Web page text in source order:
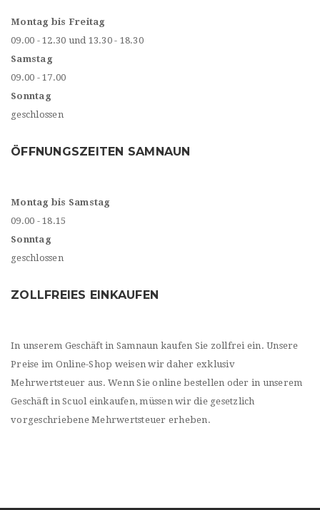
Montag bis Freitag
09.00 - 12.30 und 13.30 - 18.30
Samstag
09.00 - 17.00
Sonntag
geschlossen
ÖFFNUNGSZEITEN SAMNAUN
Montag bis Samstag
09.00 - 18.15
Sonntag
geschlossen
ZOLLFREIES EINKAUFEN
In unserem Geschäft in Samnaun kaufen Sie zollfrei ein. Unsere
Preise im Online-Shop weisen wir daher exklusiv
Mehrwertsteuer aus. Wenn Sie online bestellen oder in unserem
Geschäft in Scuol einkaufen, müssen wir die gesetzlich
vorgeschriebene Mehrwertsteuer erheben.